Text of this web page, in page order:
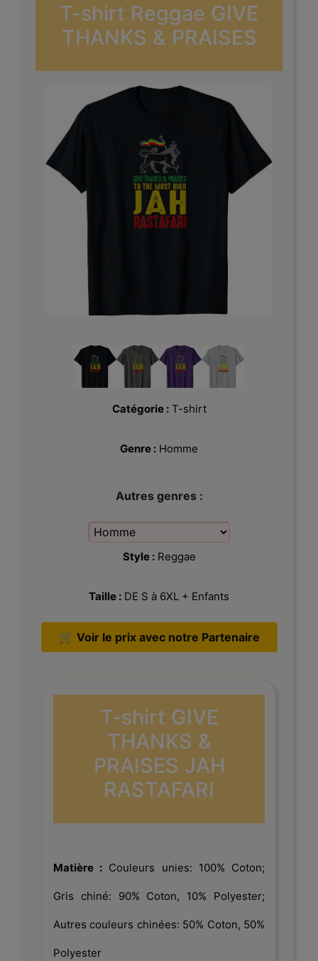
T-shirt Reggae GIVE
THANKS & PRAISES
Catégorie :T-shirt
Genre : Homme
Autres genres :
Style :Reggae
Taille : DE S à 6XL + Enfants
🛒 Voir le prix avec notre Partenaire
T-shirt GIVE
THANKS &
PRAISES JAH
RASTAFARI
Matière : Couleurs unies: 100% Coton;
Gris chiné: 90% Coton, 10% Polyester;
Autres couleurs chinées: 50% Coton, 50%
Polyester